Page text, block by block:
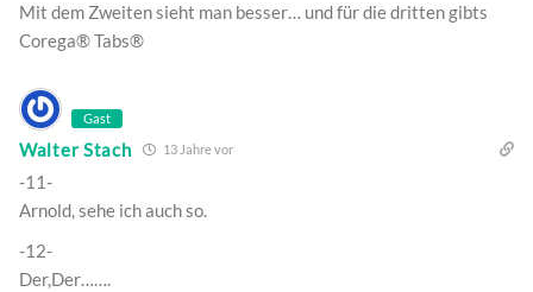
Mit dem Zweiten sieht man besser… und für die dritten gibts
Corega® Tabs®
Gast
Walter Stach 13 Jahre vor
-11-
Arnold, sehe ich auch so.
-12-
Der,Der…….